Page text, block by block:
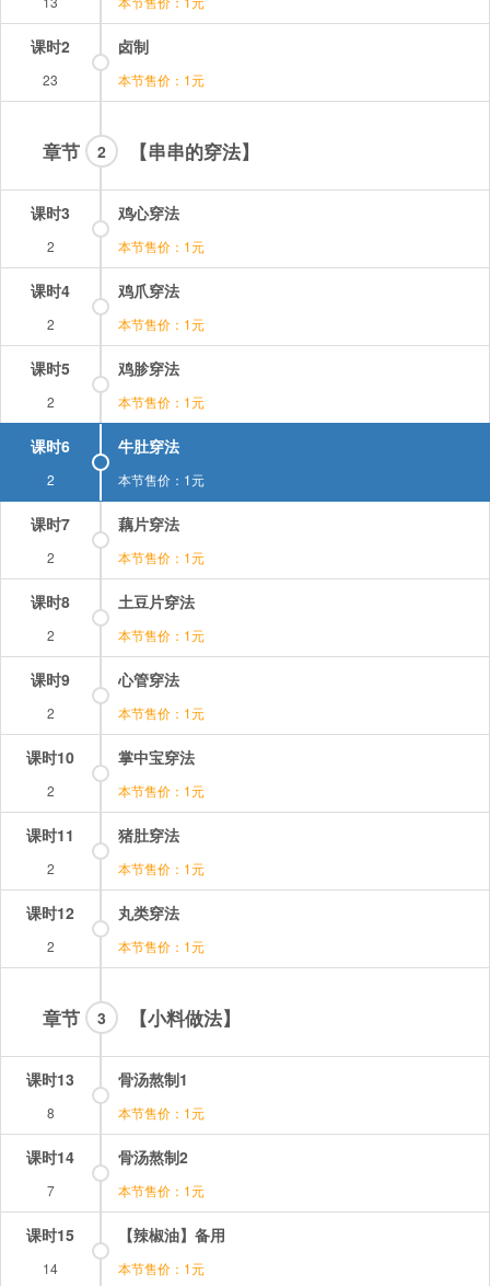
课时2
23
卤制
本节售价：1元
章节 【串串的穿法】
2
课时3
2
鸡心穿法
本节售价：1元
课时4
2
鸡爪穿法
本节售价：1元
课时5
2
鸡胗穿法
本节售价：1元
课时6
2
牛肚穿法
本节售价：1元
课时7
2
藕片穿法
本节售价：1元
课时8
2
土豆片穿法
本节售价：1元
课时9
2
心管穿法
本节售价：1元
课时10
2
掌中宝穿法
本节售价：1元
课时11
2
猪肚穿法
本节售价：1元
课时12
2
丸类穿法
本节售价：1元
章节 【小料做法】
3
课时13
8
骨汤熬制1
本节售价：1元
课时14
7
骨汤熬制2
本节售价：1元
课时15
14
【辣椒油】备用
本节售价：1元